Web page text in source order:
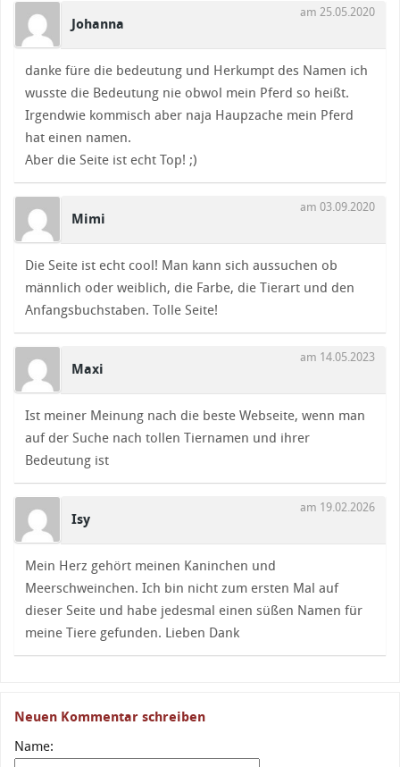
Johanna
am 25.05.2020
danke füre die bedeutung und Herkumpt des Namen ich
wusste die Bedeutung nie obwol mein Pferd so heißt.
Irgendwie kommisch aber naja Haupzache mein Pferd
hat einen namen.
Aber die Seite ist echt Top! ;)
Mimi
am 03.09.2020
Die Seite ist echt cool! Man kann sich aussuchen ob
männlich oder weiblich, die Farbe, die Tierart und den
Anfangsbuchstaben. Tolle Seite!
Maxi
am 14.05.2023
Ist meiner Meinung nach die beste Webseite, wenn man
auf der Suche nach tollen Tiernamen und ihrer
Bedeutung ist
Isy
am 19.02.2026
Mein Herz gehört meinen Kaninchen und
Meerschweinchen. Ich bin nicht zum ersten Mal auf
dieser Seite und habe jedesmal einen süßen Namen für
meine Tiere gefunden. Lieben Dank
Neuen Kommentar schreiben
Name: